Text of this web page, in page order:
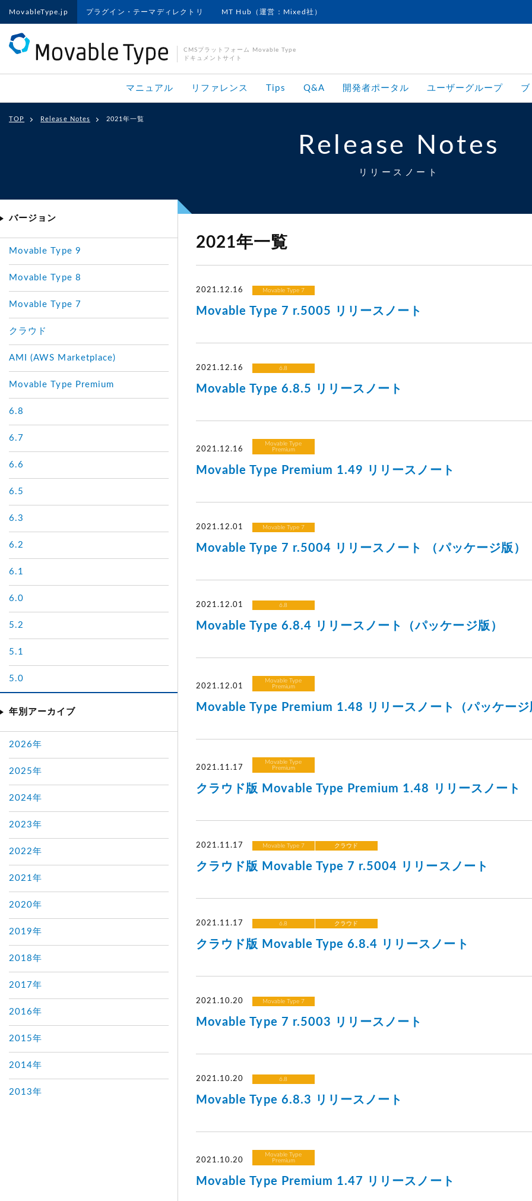
MovableType.jp プラグイン・テーマディレクトリ MT Hub（運営：Mixed社）
CMSプラットフォーム Movable Type
ドキュメントサイト
マニュアル リファレンス Tips Q&A 開発者ポータル ユーザーグループ
TOP Release Notes 2021年一覧
Release Notes
リリースノート
2021年一覧
2021.12.16 Movable Type 7
Movable Type 7 r.5005 リリースノート
2021.12.16 6.8
Movable Type 6.8.5 リリースノート
2021.12.16
Movable Type
Premium
Movable Type Premium 1.49 リリースノート
2021.12.01 Movable Type 7
Movable Type 7 r.5004 リリースノート （パッケージ版）
2021.12.01 6.8
Movable Type 6.8.4 リリースノート（パッケージ版）
2021.12.01
Movable Type
Premium
Movable Type Premium 1.48 リリースノート（パッケージ
2021.11.17
Movable Type
Premium
クラウド版 Movable Type Premium 1.48 リリースノート
2021.11.17 Movable Type 7 クラウド
クラウド版 Movable Type 7 r.5004 リリースノート
2021.11.17 6.8 クラウド
クラウド版 Movable Type 6.8.4 リリースノート
2021.10.20 Movable Type 7
Movable Type 7 r.5003 リリースノート
2021.10.20 6.8
Movable Type 6.8.3 リリースノート
2021.10.20
Movable Type
Premium
Movable Type Premium 1.47 リリースノート
バージョン
Movable Type 9
Movable Type 8
Movable Type 7
クラウド
AMI (AWS Marketplace)
Movable Type Premium
6.8
6.7
6.6
6.5
6.3
6.2
6.1
6.0
5.2
5.1
5.0
年別アーカイブ
2026年
2025年
2024年
2023年
2022年
2021年
2020年
2019年
2018年
2017年
2016年
2015年
2014年
2013年